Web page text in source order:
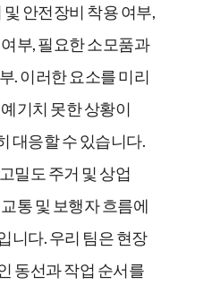
안전장비 착용 여부,
부, 필요한 소모품과
. 이러한 요소를 미리
기치 못한 상황이
대응할 수 있습니다.
밀도 주거 및 상업
통 및 보행자 흐름에
니다. 우리 팀은 현장
동선과 작업 순서를